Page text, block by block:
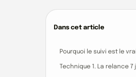
Dans cet article
Pourquoi le suivi est le
Technique 1. La relance 7